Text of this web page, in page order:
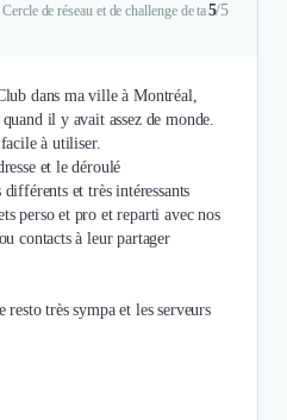
de réseau et de challenge de ta5/5
dans ma ville à Montréal,
il y avait assez de monde.
à utiliser.
et le déroulé
différents et très intéressants
perso et pro et reparti avec nos
contacts à leur partager
très sympa et les serveurs